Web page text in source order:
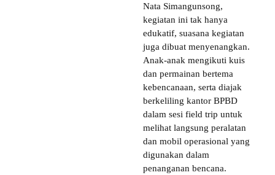
Nata Simangunsong,
kegiatan ini tak hanya
edukatif, suasana kegiatan
juga dibuat menyenangkan.
Anak-anak mengikuti kuis
dan permainan bertema
kebencanaan, serta diajak
berkeliling kantor BPBD
dalam sesi field trip untuk
melihat langsung peralatan
dan mobil operasional yang
digunakan dalam
penanganan bencana.